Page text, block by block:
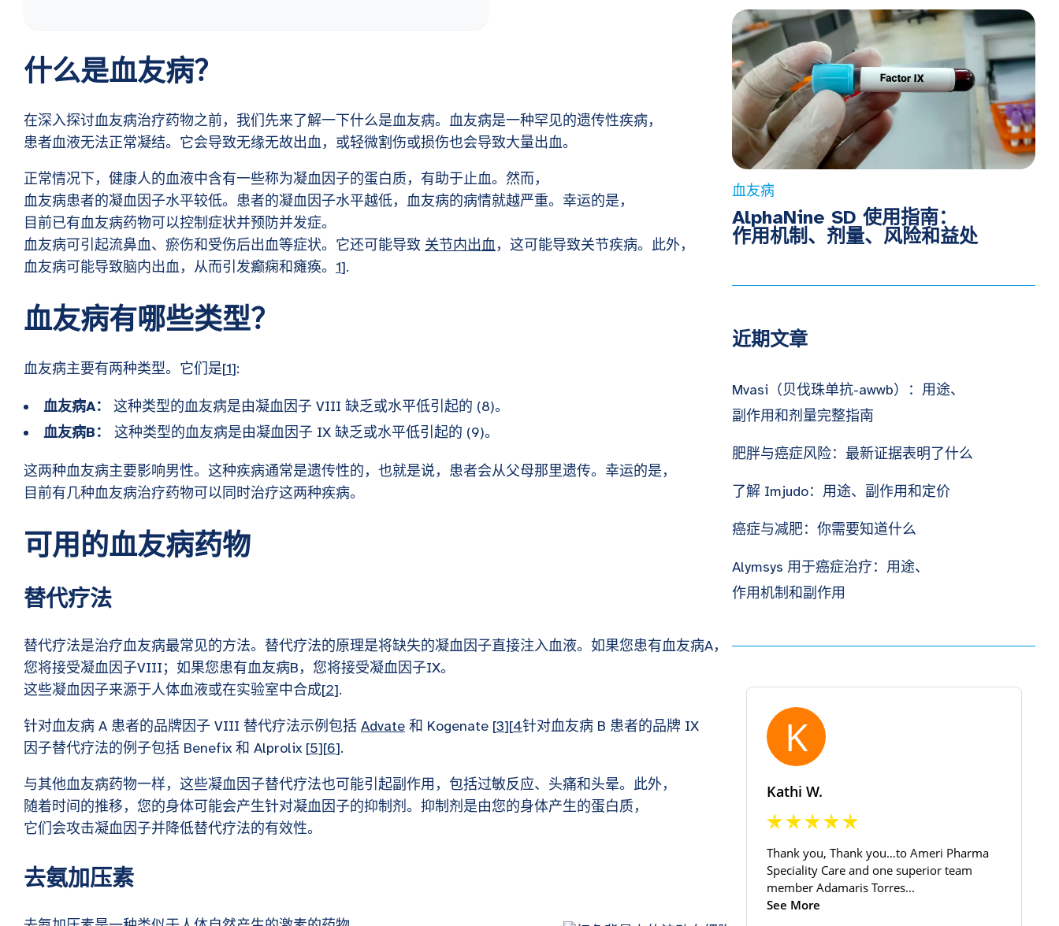
什么是血友病？
在深入探讨血友病治疗药物之前，我们先来了解一下什么是血友病。血友病是一种罕见的遗传性疾病，
患者血液无法正常凝结。它会导致无缘无故出血，或轻微割伤或损伤也会导致大量出血。
正常情况下，健康人的血液中含有一些称为凝血因子的蛋白质，有助于止血。然而，
血友病患者的凝血因子水平较低。患者的凝血因子水平越低，血友病的病情就越严重。幸运的是，
目前已有血友病药物可以控制症状并预防并发症。
血友病可引起流鼻血、瘀伤和受伤后出血等症状。它还可能导致 关节内出血，这可能导致关节疾病。此外，
血友病可能导致脑内出血，从而引发癫痫和瘫痪。 1].
血友病有哪些类型？
血友病主要有两种类型。它们是[1]:
血友病A：
这种类型的血友病是由凝血因子 VIII 缺乏或水平低引起的 (8)。
血友病B： 这种类型的血友病是由凝血因子 IX 缺乏或水平低引起的 (9)。
这两种血友病主要影响男性。这种疾病通常是遗传性的，也就是说，患者会从父母那里遗传。幸运的是，
目前有几种血友病治疗药物可以同时治疗这两种疾病。
可用的血友病药物
替代疗法
替代疗法是治疗血友病最常见的方法。替代疗法的原理是将缺失的凝血因子直接注入血液。如果您患有血友病A，
您将接受凝血因子VIII；如果您患有血友病B，您将接受凝血因子IX。
这些凝血因子来源于人体血液或在实验室中合成[2].
针对血友病 A 患者的品牌因子 VIII 替代疗法示例包括 Advate 和 Kogenate [3][4针对血友病 B 患者的品牌 IX
因子替代疗法的例子包括 Benefix 和 Alprolix [5][6].
与其他血友病药物一样，这些凝血因子替代疗法也可能引起副作用，包括过敏反应、头痛和头晕。此外，
随着时间的推移，您的身体可能会产生针对凝血因子的抑制剂。抑制剂是由您的身体产生的蛋白质，
它们会攻击凝血因子并降低替代疗法的有效性。
去氨加压素
血友病
AlphaNine SD 使用指南：
作用机制、剂量、风险和益处
近期文章
Mvasi（贝伐珠单抗-awwb）：用途、
副作用和剂量完整指南
肥胖与癌症风险：最新证据表明了什么
了解 Imjudo：用途、副作用和定价
癌症与减肥：你需要知道什么
Alymsys 用于癌症治疗：用途、
作用机制和副作用